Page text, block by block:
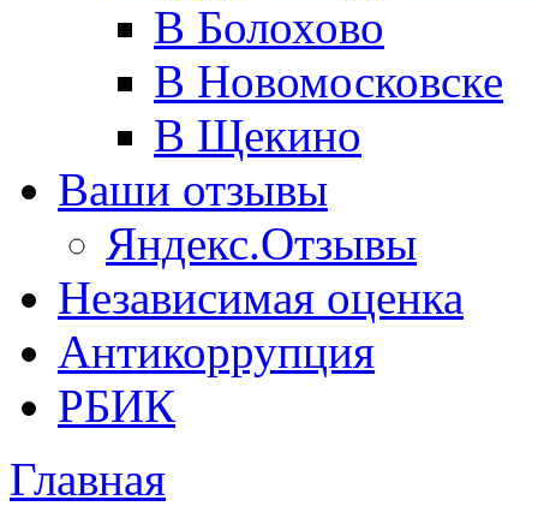
В Болохово
В Новомосковске
В Щекино
Ваши отзывы
Яндекс.Отзывы
Независимая оценка
Антикоррупция
РБИК
Главная